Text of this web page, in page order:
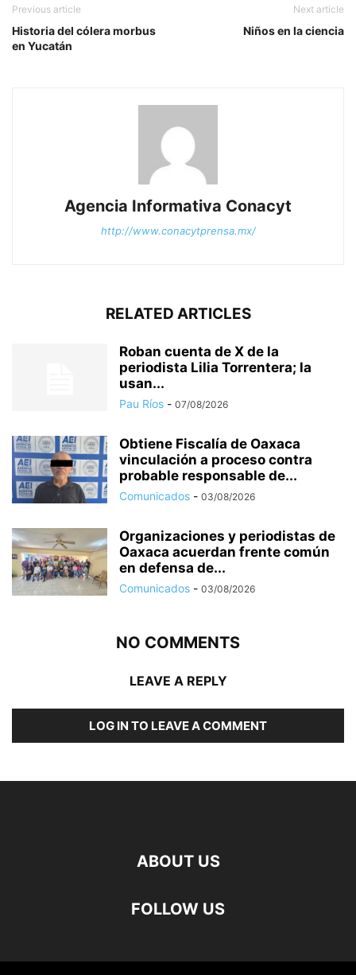
Previous article
Historia del cólera morbus
en Yucatán
Next article
Niños en la ciencia
Agencia Informativa Conacyt
http://www.conacytprensa.mx/
RELATED ARTICLES
Roban cuenta de X de la
periodista Lilia Torrentera; la
usan...
Pau Ríos - 07/08/2026
Obtiene Fiscalía de Oaxaca
vinculación a proceso contra
probable responsable de...
Comunicados - 03/08/2026
Organizaciones y periodistas de
Oaxaca acuerdan frente común
en defensa de...
Comunicados - 03/08/2026
NO COMMENTS
LEAVE A REPLY
LOG IN TO LEAVE A COMMENT
ABOUT US
FOLLOW US